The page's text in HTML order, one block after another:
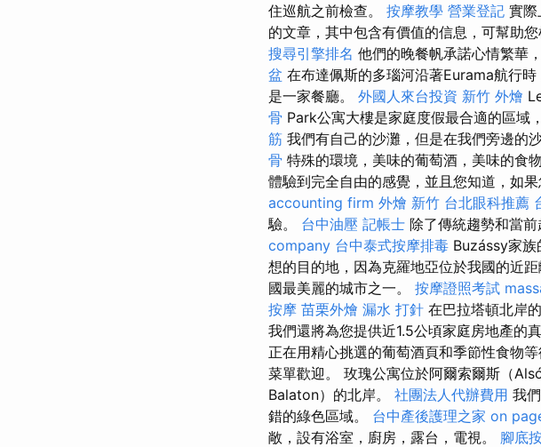
住巡航之前檢查。 按摩教學 營業登記 實際
的文章，其中包含有價值的信息，可幫助
搜尋引擎排名 他們的晚餐帆承諾心情繁華
盆 在布達佩斯的多瑙河沿著Eurama航行
是一家餐廳。 外國人來台投資 新竹 外燴
骨 Park公寓大樓是家庭度假最合適的區域
筋 我們有自己的沙灘，但是在我們旁邊的
骨 特殊的環境，美味的葡萄酒，美味的食
體驗到完全自由的感覺，並且您知道，如
accounting firm 外燴 新竹 台北眼科推薦
驗。 台中油壓 記帳士 除了傳統趨勢和當
company 台中泰式按摩排毒 Buzássy家
想的目的地，因為克羅地亞位於我國的近
國最美麗的城市之一。 按摩證照考試
按摩 苗栗外燴 漏水 打針 在巴拉塔頓北岸
我們還將為您提供近1.5公頃家庭房地產的
正在用精心挑選的葡萄酒頁和季節性食物等
菜單歡迎。 玫瑰公寓位於阿爾索爾斯（
Balaton）的北岸。 社團法人代辦費用 我
錯的綠色區域。 台中產後護理之家 on
敞，設有浴室，廚房，露台，電視。 腳底